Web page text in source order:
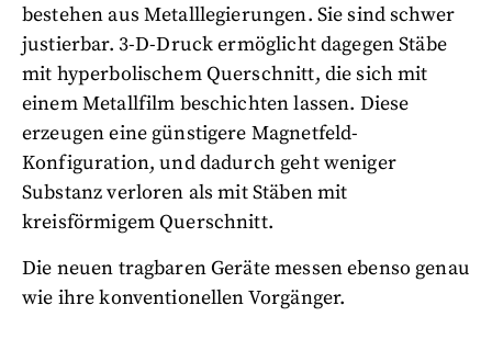
bestehen aus Metalllegierungen. Sie sind schwer
justierbar. 3-D-Druck ermöglicht dagegen Stäbe
mit hyperbolischem Querschnitt, die sich mit
einem Metallfilm beschichten lassen. Diese
erzeugen eine günstigere Magnetfeld-
Konfiguration, und dadurch geht weniger
Substanz verloren als mit Stäben mit
kreisförmigem Querschnitt.
Die neuen tragbaren Geräte messen ebenso genau
wie ihre konventionellen Vorgänger.